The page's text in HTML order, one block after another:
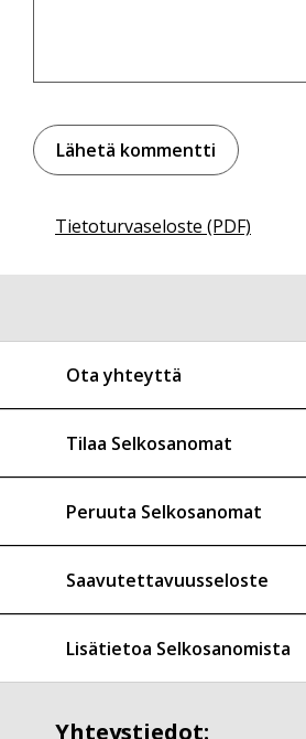
Tietoturvaseloste (PDF)
Ota yhteyttä
Tilaa Selkosanomat
Peruuta Selkosanomat
Saavutettavuusseloste
Lisätietoa Selkosanomista
Yhteystiedot: